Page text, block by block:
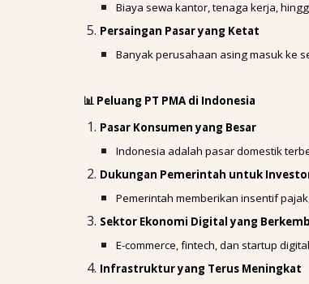
Biaya sewa kantor, tenaga kerja,
Persaingan Pasar yang Ketat
Banyak perusahaan asing masuk ke
📊 Peluang PT PMA di Indonesia
Pasar Konsumen yang Besar
Indonesia adalah pasar domestik
Dukungan Pemerintah untuk
Pemerintah memberikan insentif
Sektor Ekonomi Digital yang
E-commerce, fintech, dan startup
Infrastruktur yang Terus Meningkat